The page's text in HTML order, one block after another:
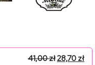
41,00zł28,70 zł